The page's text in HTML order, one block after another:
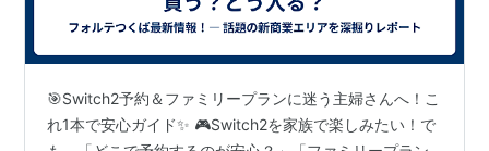
🎯Switch2予約＆ファミリープランに迷う主婦さんへ！こ
れ1本で安心ガイド✨ 🎮Switch2を家族で楽しみたい！で